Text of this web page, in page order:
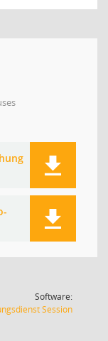
Software:
Session(Wird in